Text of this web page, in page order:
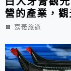
營的產業，
嘉義旅遊